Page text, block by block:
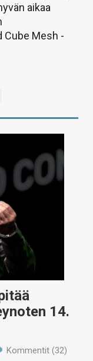
aikaa
Cube Mesh -
14.
Kommentit (32)